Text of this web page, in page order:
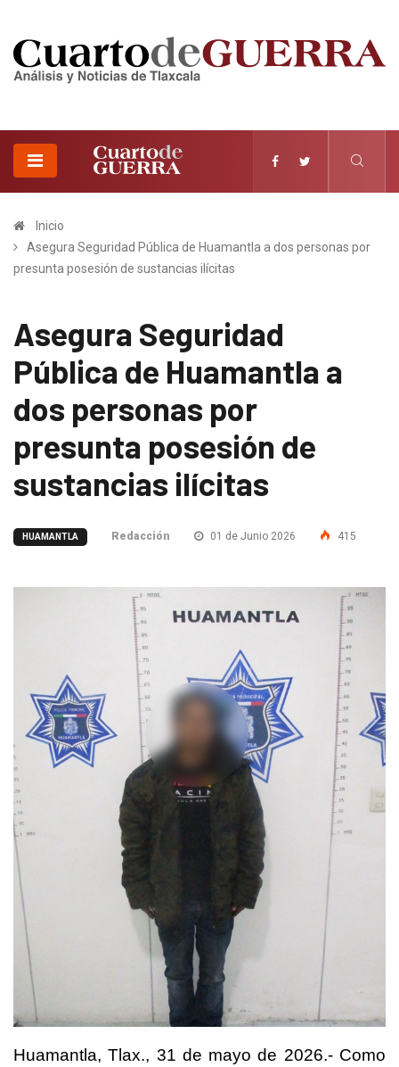
Inicio
Asegura Seguridad Pública de Huamantla a dos personas por
presunta posesión de sustancias ilícitas
Asegura Seguridad
Pública de Huamantla a
dos personas por
presunta posesión de
sustancias ilícitas
HUAMANTLA Redacción 01 de Junio 2026 415
Huamantla, Tlax., 31 de mayo de 2026.- Como